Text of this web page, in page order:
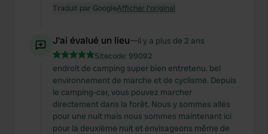
Traduit par GoogleAfficher l'original
J'ai évalué un lieu—il y a plus de 2 ans
Sitecode: 99092
endroit de camping super bien entretenu. bel
environnement de marche et de cyclisme. Depuis
le camping-car, vous pouvez marcher
directement dans la forêt. Nous y sommes allés
pour une nuit mais nous sommes maintenant ici
pour la deuxième nuit et envisageons même de